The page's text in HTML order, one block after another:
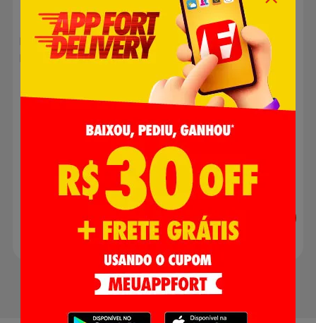
Preservativo Blowtex
Retardante Leve 9 Pague
R$ 25,99
Adicionar
Milho Verde Knorr Lata
170g
R$ 3,69
Adicionar